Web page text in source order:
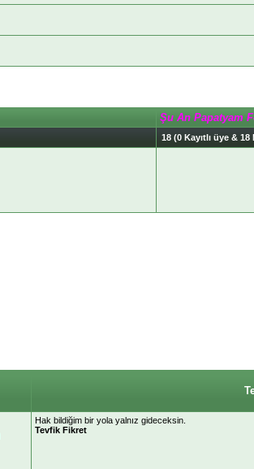
Şu An Papatyam
18 (0 Kayıtlı üye & 18
Hak bildiğim bir yola yalnız gideceksin.
Tevfik Fikret